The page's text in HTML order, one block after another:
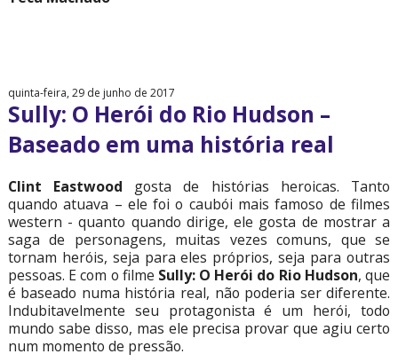
quinta-feira, 29 de junho de 2017
Sully: O Herói do Rio Hudson –
Baseado em uma história real
Clint Eastwood gosta de histórias heroicas. Tanto
quando atuava – ele foi o caubói mais famoso de filmes
western - quanto quando dirige, ele gosta de mostrar a
saga de personagens, muitas vezes comuns, que se
tornam heróis, seja para eles próprios, seja para outras
pessoas. E com o filme Sully: O Herói do Rio Hudson, que
é baseado numa história real, não poderia ser diferente.
Indubitavelmente seu protagonista é um herói, todo
mundo sabe disso, mas ele precisa provar que agiu certo
num momento de pressão.